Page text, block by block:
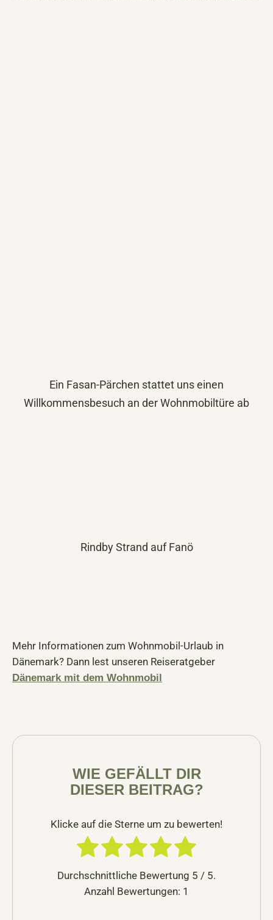
Ein Fasan-Pärchen stattet uns einen
Willkommensbesuch an der Wohnmobiltüre ab
Rindby Strand auf Fanö
Mehr Informationen zum Wohnmobil-Urlaub in
Dänemark? Dann lest unseren Reiseratgeber
Dänemark mit dem Wohnmobil
WIE GEFÄLLT DIR
DIESER BEITRAG?
Klicke auf die Sterne um zu bewerten!
Durchschnittliche Bewertung 5 / 5.
Anzahl Bewertungen: 1